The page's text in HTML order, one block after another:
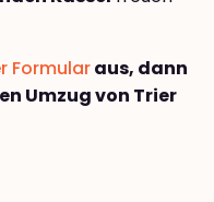
Formularaus, dann
Umzug von Trier